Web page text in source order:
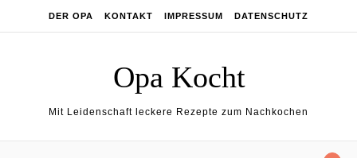
DER OPA KONTAKT IMPRESSUM DATENSCHUTZ
Opa Kocht
Mit Leidenschaft leckere Rezepte zum Nachkochen